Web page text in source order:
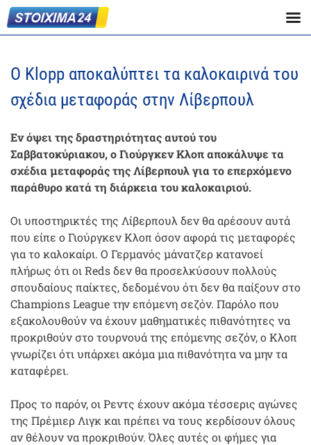
Ο Klopp αποκαλύπτει τα καλοκαιρινά του
σχέδια μεταφοράς στην Λίβερπουλ
Εν όψει της δραστηριότητας αυτού του
Σαββατοκύριακου, ο Γιούργκεν Κλοπ αποκάλυψε τα
σχέδια μεταφοράς της Λίβερπουλ για το επερχόμενο
παράθυρο κατά τη διάρκεια του καλοκαιριού.
Οι υποστηρικτές της Λίβερπουλ δεν θα αρέσουν αυτά
που είπε ο Γιούργκεν Κλοπ όσον αφορά τις μεταφορές
για το καλοκαίρι. Ο Γερμανός μάνατζερ κατανοεί
πλήρως ότι οι Reds δεν θα προσελκύσουν πολλούς
σπουδαίους παίκτες, δεδομένου ότι δεν θα παίξουν στο
Champions League την επόμενη σεζόν. Παρόλο που
εξακολουθούν να έχουν μαθηματικές πιθανότητες να
προκριθούν στο τουρνουά της επόμενης σεζόν, ο Κλοπ
γνωρίζει ότι υπάρχει ακόμα μια πιθανότητα να μην τα
καταφέρει.
Προς το παρόν, οι Ρεντς έχουν ακόμα τέσσερις αγώνες
της Πρέμιερ Λιγκ και πρέπει να τους κερδίσουν όλους
αν θέλουν να προκριθούν. Όλες αυτές οι φήμες για